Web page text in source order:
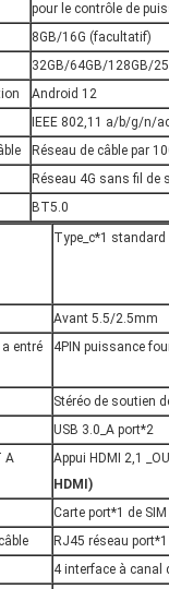
pour le contrôle de
8GB/16G (facultatif)
32GB/64GB/128GB/
Android 12
IEEE 802,11 a/b/g/n/
Réseau de câble par
Réseau 4G sans fil de
BT5.0
Type_c*1 standard
Avant 5.5/2.5mm
a entré
4PIN puissance
Stéréo de soutien
USB 3.0_A port*2
A
Appui HDMI 2,1
HDMI)
Carte port*1 de SIM
RJ45 réseau port*1
4 interface à canal